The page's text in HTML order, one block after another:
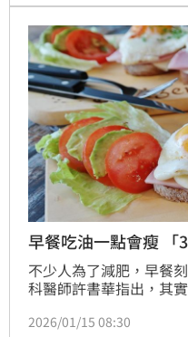
早餐吃油一點會瘦 「
不少人為了減肥，早餐
科醫師許書華指出，其
格、無調味堅果等「穩
2026/01/15 08:30